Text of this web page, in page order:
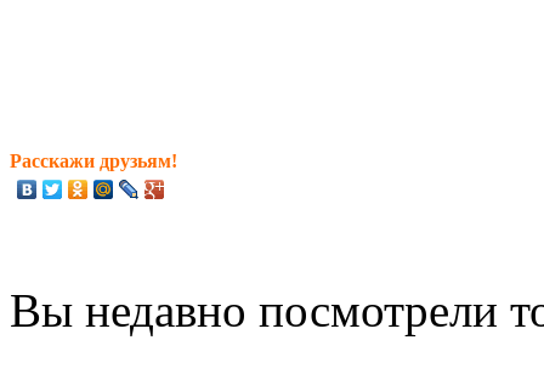
Расскажи друзьям!
Вы недавно посмотрели